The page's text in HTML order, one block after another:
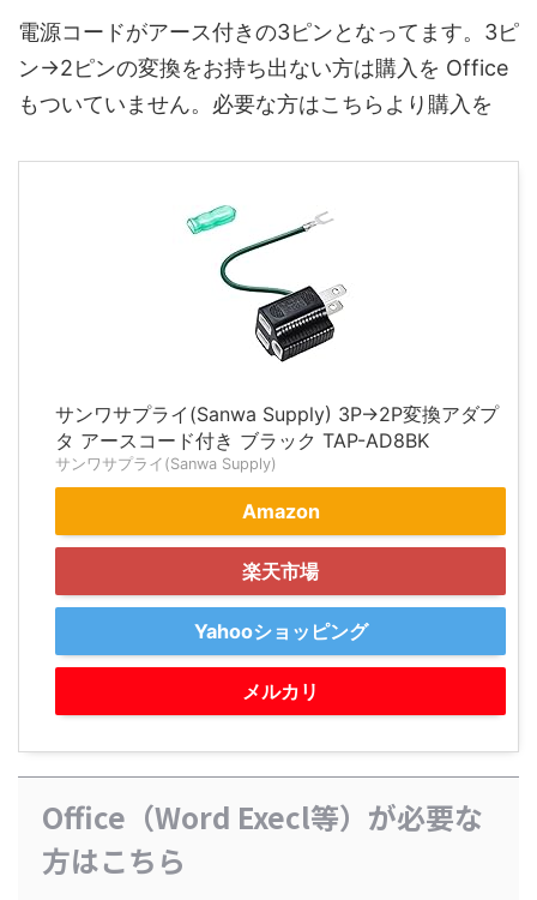
電源コードがアース付きの3ピンとなってます。3ピ
ン→2ピンの変換をお持ち出ない方は購入を Office
もついていません。必要な方はこちらより購入を
サンワサプライ(Sanwa Supply) 3P→2P変換アダプ
タ アースコード付き ブラック TAP-AD8BK
サンワサプライ(Sanwa Supply)
Amazon
楽天市場
Yahooショッピング
メルカリ
Office（Word Execl等）が必要な
方はこちら